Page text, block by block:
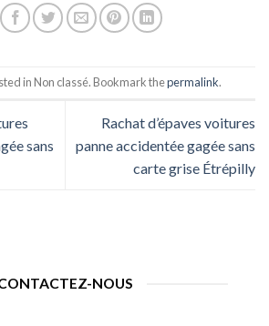
in Non classé. Bookmark thepermalink.
sans
Rachat d’épaves voitures
panne accidentée gagée sans
carte grise Étrépilly
NOUS